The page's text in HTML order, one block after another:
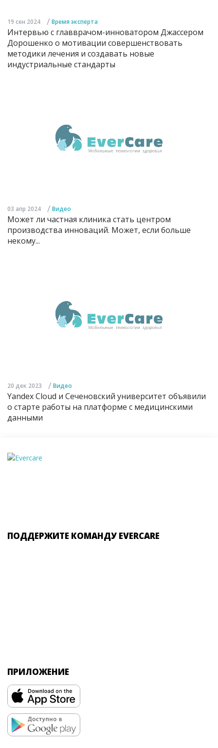
19 сен 2024 / Время эксперта
Интервью с главврачом-инноватором Джассером
Дорошенко о мотивации совершенствовать
методики лечения и создавать новые
индустриальные стандарты
03 апр 2024 / Видео
Может ли частная клиника стать центром
производства инноваций. Может, если больше
некому...
20 дек 2023 / Видео
Yandex Cloud и Сеченовский университет объявили
о старте работы на платформе с медицинскими
данными
ПОДДЕРЖИТЕ КОМАНДУ EVERCARE
ПРИЛОЖЕНИЕ